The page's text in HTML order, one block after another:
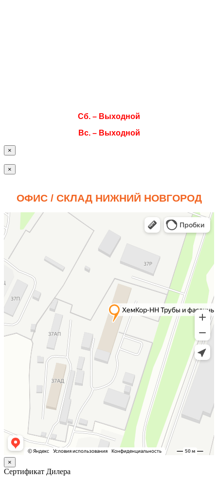
Сб. – Выходной
Вс. – Выходной
×
×
ОФИС / СКЛАД НИЖНИЙ НОВГОРОД
×
Сертификат Дилера